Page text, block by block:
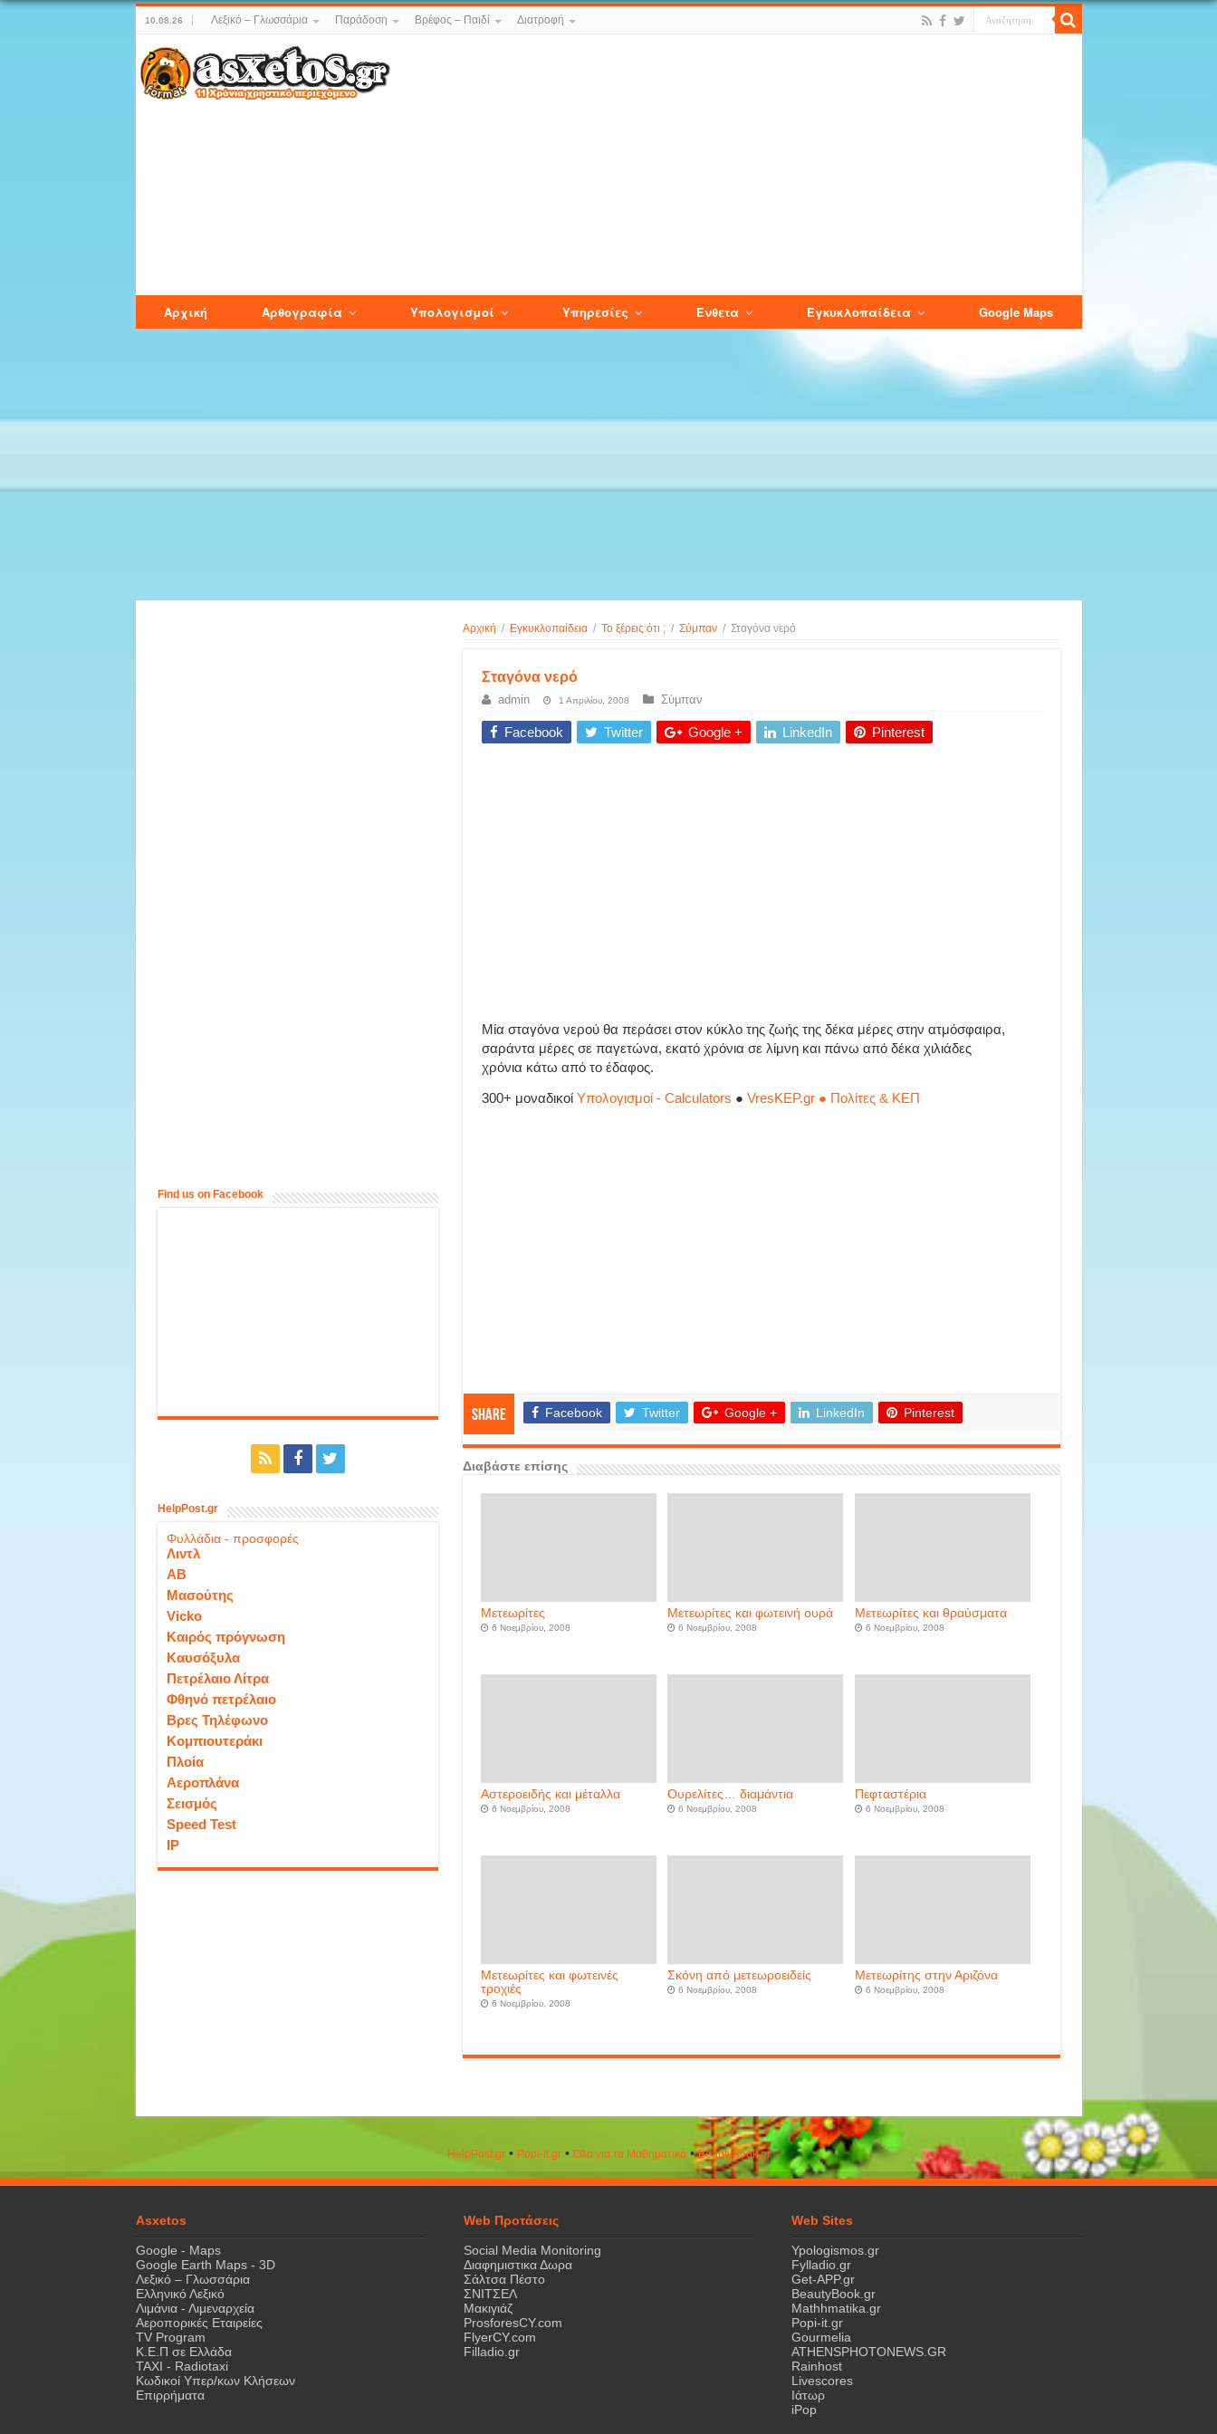
10.08.26 Λεξικό – Γλωσσάρια Παράδοση Βρέφος – Παιδί Διατροφή
Αρχική Αρθογραφία Υπολογισμοί Υπηρεσίες Ενθετα Εγκυκλοπαίδεια Google Maps
Αρχική / Εγκυκλοπαίδεια / Το ξέρεις ότι ; / Σύμπαν / Σταγόνα νερό
Σταγόνα νερό
admin 1 Απριλίου, 2008 Σύμπαν
Facebook Twitter Google + LinkedIn Pinterest
Μία σταγόνα νερού θα περάσει στον κύκλο της ζωής της δέκα μέρες στην ατμόσφαιρα,
σαράντα μέρες σε παγετώνα, εκατό χρόνια σε λίμνη και πάνω από δέκα χιλιάδες
χρόνια κάτω από το έδαφος.
300+ μοναδικοί Υπολογισμοί - Calculators ● VresKEP.gr ● Πολίτες & ΚΕΠ
Share Facebook Twitter Google + LinkedIn Pinterest
Διαβάστε επίσης
Μετεωρίτες
6 Νοεμβρίου, 2008
Μετεωρίτες και φωτεινή ουρά
6 Νοεμβρίου, 2008
Μετεωρίτες και θραύσματα
6 Νοεμβρίου, 2008
Αστεροειδής και μέταλλα
6 Νοεμβρίου, 2008
Ουρελίτες… διαμάντια
6 Νοεμβρίου, 2008
Πεφταστέρια
6 Νοεμβρίου, 2008
Μετεωρίτες και φωτεινές
τροχιές
6 Νοεμβρίου, 2008
Σκόνη από μετεωροειδείς
6 Νοεμβρίου, 2008
Μετεωρίτης στην Αριζόνα
6 Νοεμβρίου, 2008
Find us on Facebook
HelpPost.gr
Φυλλάδια - προσφορές
Λιντλ
ΑΒ
Μασούτης
Vicko
Καιρός πρόγνωση
Καυσόξυλα
Πετρέλαιο Λίτρα
Φθηνό πετρέλαιο
Βρες Τηλέφωνο
Κομπιουτεράκι
Πλοία
Αεροπλάνα
Σεισμός
Speed Test
IP
HelpPost.gr• Popi-it.gr•Όλα για τα Μαθηματικά•ΒeautyΒook.gr
Asxetos
Google - Maps
Google Earth Maps - 3D
Λεξικό – Γλωσσάρια
Ελληνικό Λεξικό
Λιμάνια - Λιμεναρχεία
Αεροπορικές Εταιρείες
TV Program
Κ.Ε.Π σε Ελλάδα
ΤΑΧΙ - Radiotaxi
Κωδικοί Υπερ/κων Κλήσεων
Επιρρήματα
Web Προτάσεις
Social Media Monitoring
Διαφημιστικα Δωρα
Σάλτσα Πέστο
ΣΝΙΤΣΕΛ
Μακιγιάζ
ProsforesCY.com
FlyerCY.com
Filladio.gr
Web Sites
Ypologismos.gr
Fylladio.gr
Get-APP.gr
BeautyBook.gr
Mathhmatika.gr
Popi-it.gr
Gourmelia
ATHENSPHOTONEWS.GR
Rainhost
Livescores
Ιάτωρ
iPop